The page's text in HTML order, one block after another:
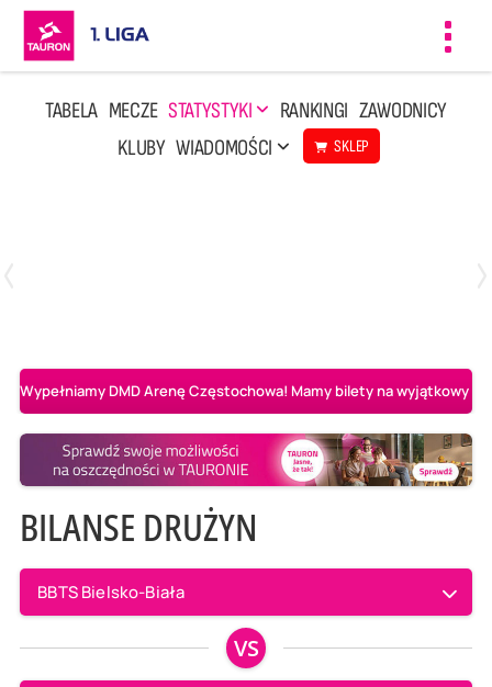
TABELA MECZE STATYSTYKI RANKINGI ZAWODNICY
KLUBY WIADOMOŚCI SKLEP
Wypełniamy DMD Arenę Częstochowa! Mamy bilety na wyjątkowy
BILANSE DRUŻYN
BBTS Bielsko-Biała
VS